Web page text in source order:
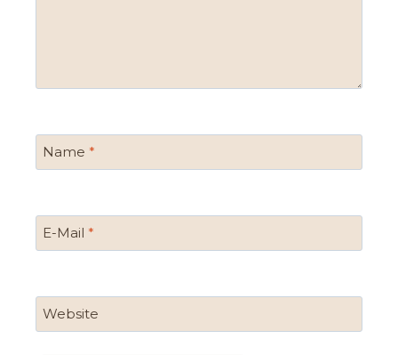
Name *
E-Mail *
Website